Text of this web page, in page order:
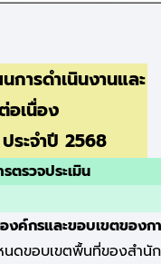
การดำเนินงานและ
อเนื่อง
ระจำปี 2568
ตรวจประเมิน
องค์กรและขอบเขตของ
นดขอบเขตพื้นที่ของสำนั